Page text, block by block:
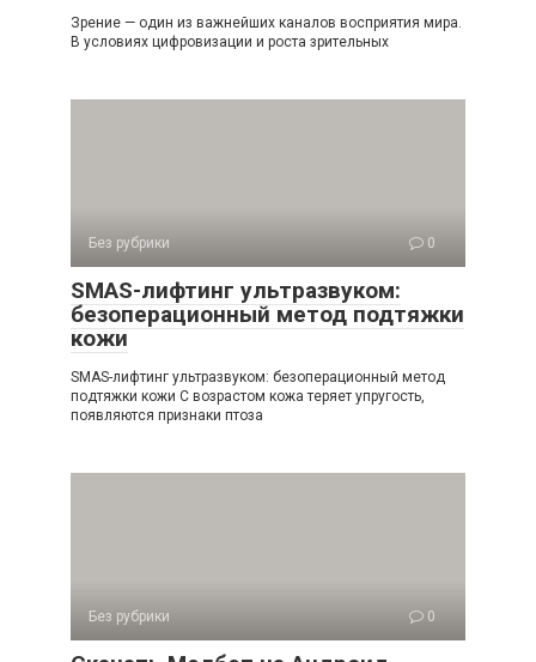
Зрение — один из важнейших каналов восприятия мира.
В условиях цифровизации и роста зрительных
Без рубрики 0
SMAS-лифтинг ультразвуком:
безоперационный метод подтяжки
кожи
SMAS-лифтинг ультразвуком: безоперационный метод
подтяжки кожи С возрастом кожа теряет упругость,
появляются признаки птоза
Без рубрики 0